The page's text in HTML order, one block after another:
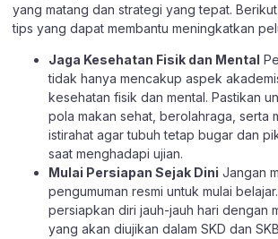
yang matang dan strategi yang tepat.
tips yang dapat membantu meningkatkan
Jaga Kesehatan Fisik dan Mental
tidak hanya mencakup aspek
kesehatan fisik dan mental. Pastikan
pola makan sehat, berolahraga, serta
istirahat agar tubuh tetap bugar dan
saat menghadapi ujian.
Mulai Persiapan Sejak Dini Jangan
pengumuman resmi untuk mulai
persiapkan diri jauh-jauh hari dengan
yang akan diujikan dalam SKD dan